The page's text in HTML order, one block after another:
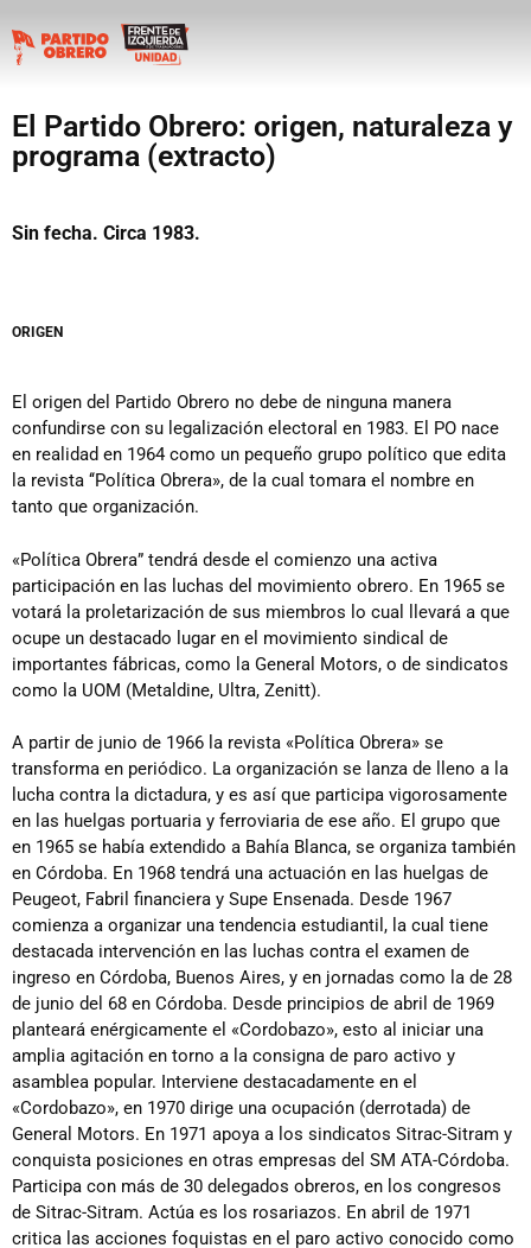
El Partido Obrero: origen, naturaleza y
programa (extracto)
Sin fecha. Circa 1983.
ORIGEN
El origen del Partido Obrero no debe de ninguna manera
confundirse con su legalización electoral en 1983. El PO nace
en realidad en 1964 como un pequeño grupo político que edita
la revista ‘‘Política Obrera», de la cual tomara el nombre en
tanto que organización.
«Política Obrera” tendrá desde el comienzo una activa
participación en las luchas del movimiento obrero. En 1965 se
votará la proletarización de sus miembros lo cual llevará a que
ocupe un destacado lugar en el movimiento sindical de
importantes fábricas, como la General Motors, o de sindicatos
como la UOM (Metaldine, Ultra, Zenitt).
A partir de junio de 1966 la revista «Política Obrera» se
transforma en periódico. La organización se lanza de lleno a la
lucha contra la dictadura, y es así que participa vigorosamente
en las huelgas portuaria y ferroviaria de ese año. El grupo que
en 1965 se había extendido a Bahía Blanca, se organiza también
en Córdoba. En 1968 tendrá una actuación en las huelgas de
Peugeot, Fabril financiera y Supe Ensenada. Desde 1967
comienza a organizar una tendencia estudiantil, la cual tiene
destacada intervención en las luchas contra el examen de
ingreso en Córdoba, Buenos Aires, y en jornadas como la de 28
de junio del 68 en Córdoba. Desde principios de abril de 1969
planteará enérgicamente el «Cordobazo», esto al iniciar una
amplia agitación en torno a la consigna de paro activo y
asamblea popular. Interviene destacadamente en el
«Cordobazo», en 1970 dirige una ocupación (derrotada) de
General Motors. En 1971 apoya a los sindicatos Sitrac-Sitram y
conquista posiciones en otras empresas del SM ATA-Córdoba.
Participa con más de 30 delegados obreros, en los congresos
de Sitrac-Sitram. Actúa es los rosariazos. En abril de 1971
critica las acciones foquistas en el paro activo conocido como